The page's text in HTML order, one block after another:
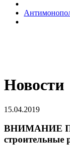
Новости
15.04.2019
ВНИМАНИЕ
строительные